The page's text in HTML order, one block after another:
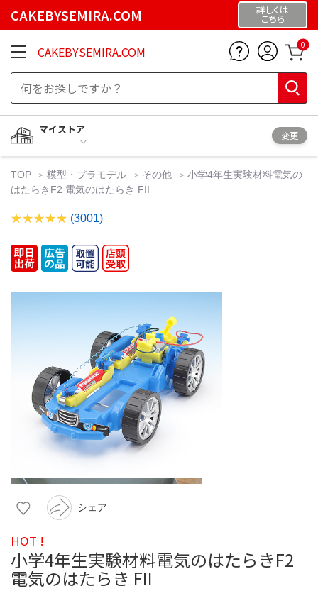
CAKEBYSEMIRA.COM 詳しくは
こちら
CAKEBYSEMIRA.COM 0
マイストア
変更
TOP 模型・プラモデル その他
小学4年生実験材料電気の
はたらきF2 電気のはたらき FII
(3001)
シェア
HOT !
小学4年生実験材料電気のはたらきF2
電気のはたらき FII